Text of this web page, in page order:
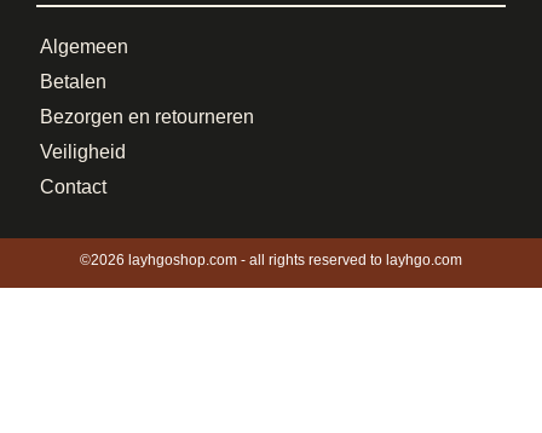
Algemeen
Betalen
Bezorgen en retourneren
Veiligheid
Contact
©2026 layhgoshop.com - all rights reserved to layhgo.com